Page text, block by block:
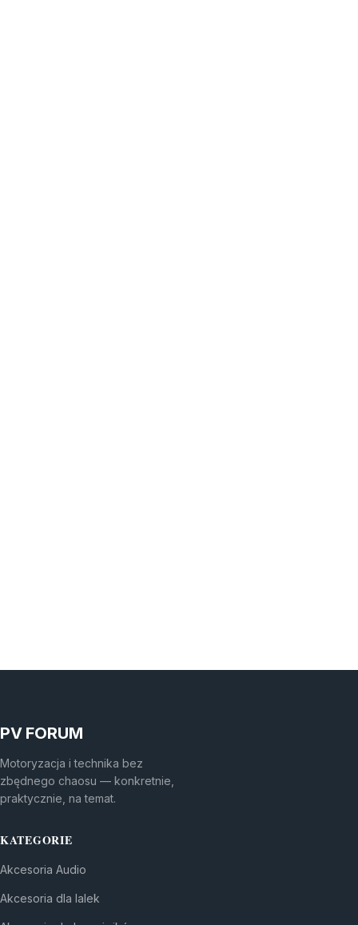
PV FORUM
Motoryzacja i technika bez
zbędnego chaosu — konkretnie,
praktycznie, na temat.
KATEGORIE
Akcesoria Audio
Akcesoria dla lalek